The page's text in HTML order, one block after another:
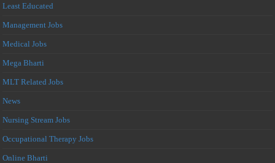
Least Educated
Management Jobs
Medical Jobs
Mega Bharti
MLT Related Jobs
News
Nursing Stream Jobs
Occupational Therapy Jobs
Online Bharti